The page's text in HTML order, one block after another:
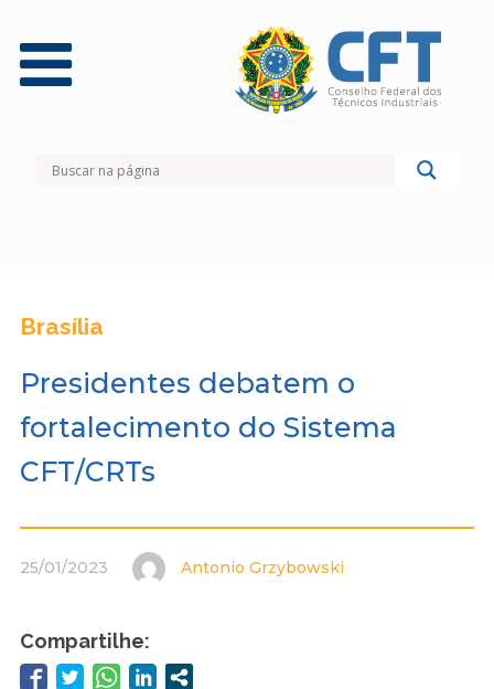
Brasília
Presidentes debatem o
fortalecimento do Sistema
CFT/CRTs
25/01/2023 Antonio Grzybowski
Compartilhe: